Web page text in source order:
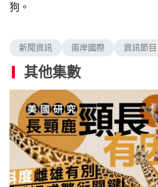
狗。
新聞資訊 兩岸國際 資訊節目
其他集數